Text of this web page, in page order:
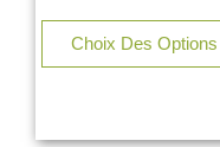
Choix Des Options